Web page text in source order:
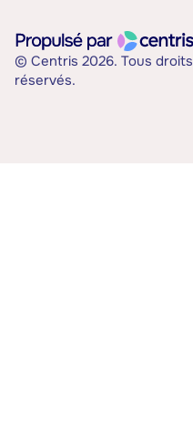
© Centris 2026. Tous droits
réservés.